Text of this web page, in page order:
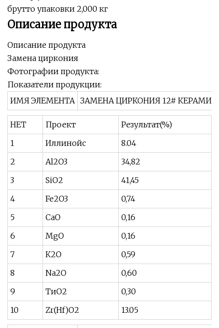
брутто упаковки 2,000 кг
Описание продукта
Описание продукта
Замена циркония
Фотографии продукта:
Показатели продукции:
ИМЯ ЭЛЕМЕНТА ЗАМЕНА ЦИРКОНИЯ 12#
НЕТ Проект
Результат(%)
1
Иллинойс
8.04
2
Al2O3
34,82
3
SiO2
41,45
4
Fe2O3
0,74
5
СаО
0,16
6
MgO
0,16
7
К2О
0,59
8
Na2O
0,60
9
ТиО2
0,30
10
Zr(Hf)O2 13.05